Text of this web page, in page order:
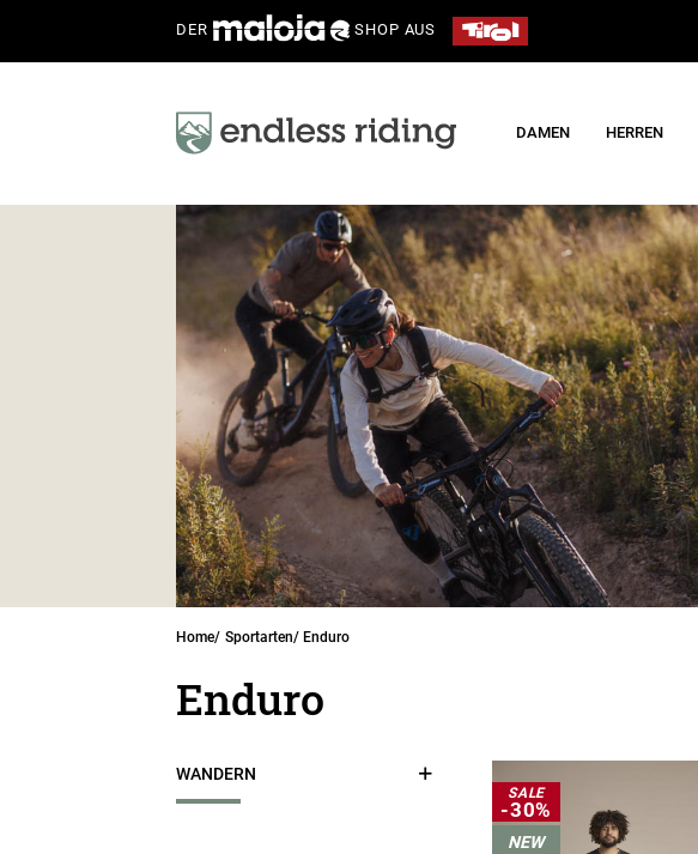
DER SHOP AUS
DAMEN HERREN
Home Sportarten Enduro
Enduro
SALE
-30%
NEW
WANDERN